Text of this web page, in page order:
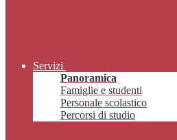
Servizi
Panoramica
Famiglie e studenti
Personale scolastico
Percorsi di studio